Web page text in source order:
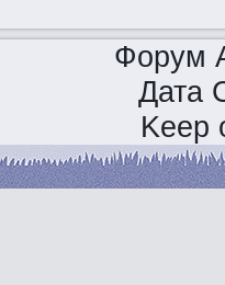
Форум
Дата
Keep